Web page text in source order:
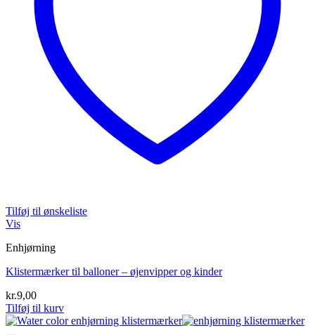
Tilføj til ønskeliste
Vis
Enhjørning
Klistermærker til balloner – øjenvipper og kinder
kr.9,00
Tilføj til kurv